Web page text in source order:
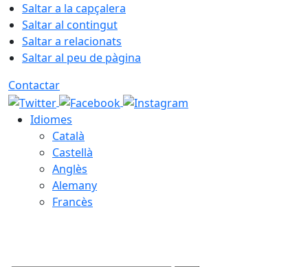
Saltar a la capçalera
Saltar al contingut
Saltar a relacionats
Saltar al peu de pàgina
Contactar
Idiomes
Català
Castellà
Anglès
Alemany
Francès